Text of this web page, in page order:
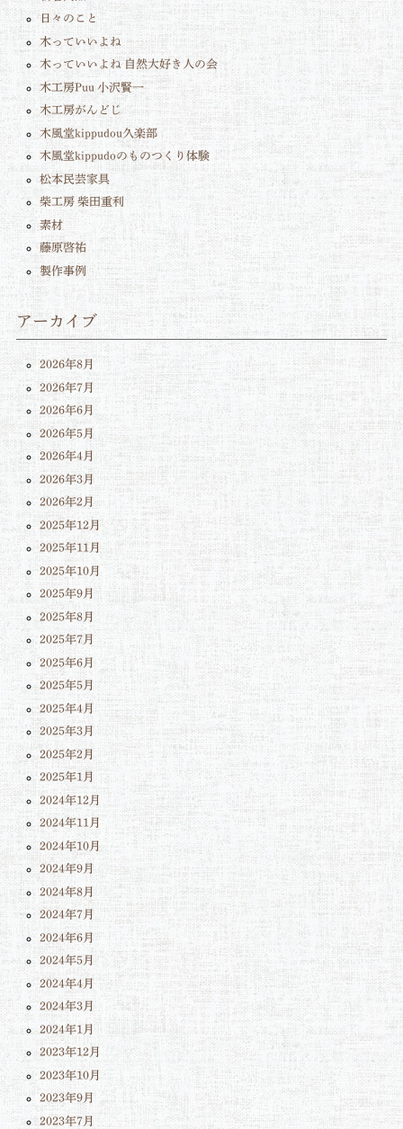
日々のこと
木っていいよね
木っていいよね 自然大好き人の会
木工房Puu 小沢賢一
木工房がんどじ
木風堂kippudou久楽部
木風堂kippudoのものつくり体験
松本民芸家具
柴工房 柴田重利
素材
藤原啓祐
製作事例
アーカイブ
2026年8月
2026年7月
2026年6月
2026年5月
2026年4月
2026年3月
2026年2月
2025年12月
2025年11月
2025年10月
2025年9月
2025年8月
2025年7月
2025年6月
2025年5月
2025年4月
2025年3月
2025年2月
2025年1月
2024年12月
2024年11月
2024年10月
2024年9月
2024年8月
2024年7月
2024年6月
2024年5月
2024年4月
2024年3月
2024年1月
2023年12月
2023年10月
2023年9月
2023年7月